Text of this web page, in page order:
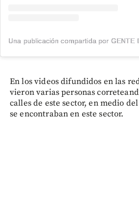
En los videos difundidos en las
vieron varias personas
calles de este sector, en medio
se encontraban en este sector.